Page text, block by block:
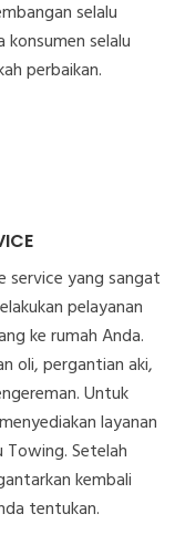
selalu
selalu
perbaikan.
service yang sangat
pelayanan
ke rumah Anda.
oli, pergantian aki,
Untuk
layanan
Setelah
kembali
tentukan.